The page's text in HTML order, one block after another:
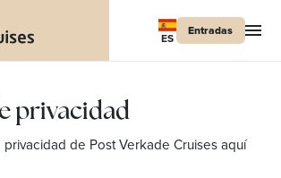
ES Entradas
privacidad
de Post Verkade Cruises aquí